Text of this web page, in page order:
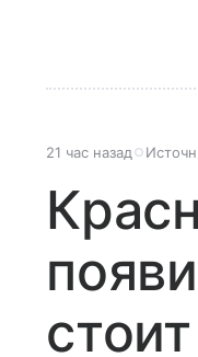
21 час назад